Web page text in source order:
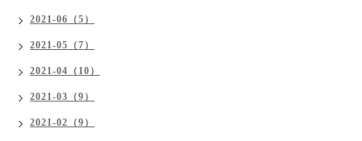
2021-06（5）
2021-05（7）
2021-04（10）
2021-03（9）
2021-02（9）